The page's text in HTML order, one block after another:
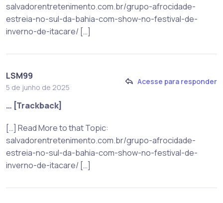
salvadorentretenimento.com.br/grupo-afrocidade-
estreia-no-sul-da-bahia-com-show-no-festival-de-
inverno-de-itacare/ […]
LSM99
5 de junho de 2025
Acesse para responder
… [Trackback]
[…] Read More to that Topic:
salvadorentretenimento.com.br/grupo-afrocidade-
estreia-no-sul-da-bahia-com-show-no-festival-de-
inverno-de-itacare/ […]